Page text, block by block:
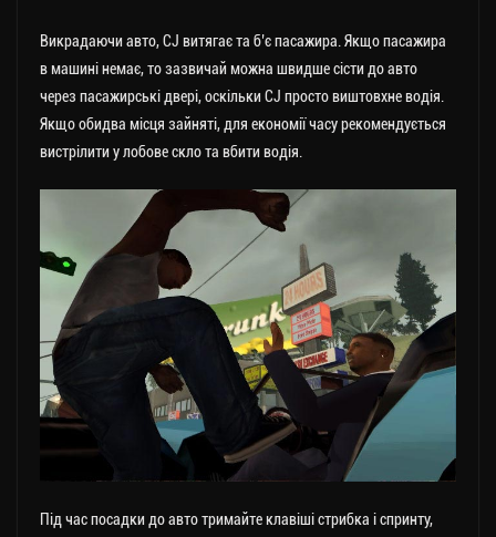
Викрадаючи авто, CJ витягає та б’є пасажира. Якщо пасажира
в машині немає, то зазвичай можна швидше сісти до авто
через пасажирські двері, оскільки CJ просто виштовхне водія.
Якщо обидва місця зайняті, для економії часу рекомендується
вистрілити у лобове скло та вбити водія.
Під час посадки до авто тримайте клавіші стрибка і спринту,